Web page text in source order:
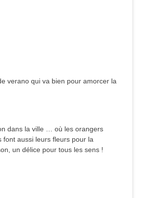
verano qui va bien pour amorcer la
dans la ville … où les orangers
font aussi leurs fleurs pour la
un délice pour tous les sens !